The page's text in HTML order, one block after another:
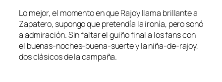
Lo mejor, el momento en que Rajoy llama brillante a
Zapatero, supongo que pretendía la ironía, pero sonó
a admiración. Sin faltar el guiño final a los fans con
el buenas-noches-buena-suerte y la niña-de-rajoy,
dos clásicos de la campaña.